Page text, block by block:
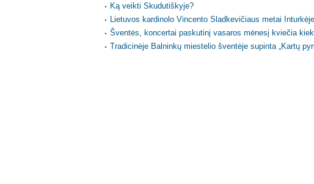
Ką veikti Skudutiškyje?
Lietuvos kardinolo Vincento Sladkevičiaus metai Inturkėje
Šventės, koncertai paskutinį vasaros mėnesį kviečia
Tradicinėje Balninkų miestelio šventėje supinta „Kartų